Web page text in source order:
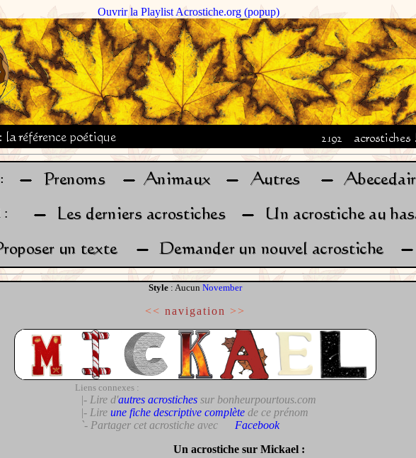
Ouvrir la Playlist Acrostiche.org (popup)
Style : Aucun November
<< navigation >>
Liens connexes :
|- Lire d'autres acrostichessur bonheurpourtous.com
|- Lire une fiche descriptive complètede ce prénom
`- Partager cet acrostiche avec
Facebook
Un acrostiche sur Mickael :